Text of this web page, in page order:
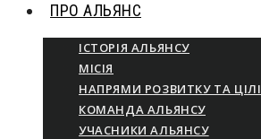
ПРО АЛЬЯНС
ІСТОРІЯ АЛЬЯНСУ
МІСІЯ
НАПРЯМИ РОЗВИТКУ ТА ЦІЛІ
КОМАНДА АЛЬЯНСУ
УЧАСНИКИ АЛЬЯНСУ